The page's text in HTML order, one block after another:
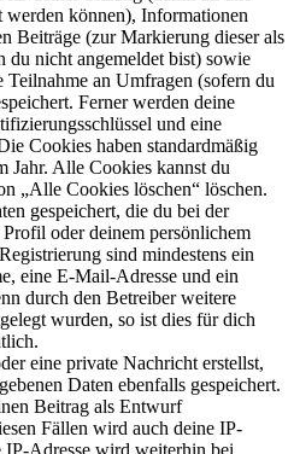
werden können), Informationen
Beiträge (zur Markierung dieser als
du nicht angemeldet bist) sowie
an Umfragen (sofern du
Ferner werden deine
und eine
Cookies haben standardmäßig
Jahr. Alle Cookies kannst du
„Alle Cookies löschen“ löschen.
gespeichert, die du bei der
oder deinem persönlichem
sind mindestens ein
eine E-Mail-Adresse und ein
durch den Betreiber weitere
wurden, so ist dies für dich
eine private Nachricht erstellst,
Daten ebenfalls gespeichert.
Beitrag als Entwurf
Fällen wird auch deine IP-